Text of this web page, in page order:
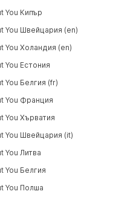
You Кипър
You Швейцария (en)
You Холандия (en)
You Естония
You Белгия (fr)
You Франция
You Хърватия
You Швейцария (it)
You Литва
You Белгия
You Полша